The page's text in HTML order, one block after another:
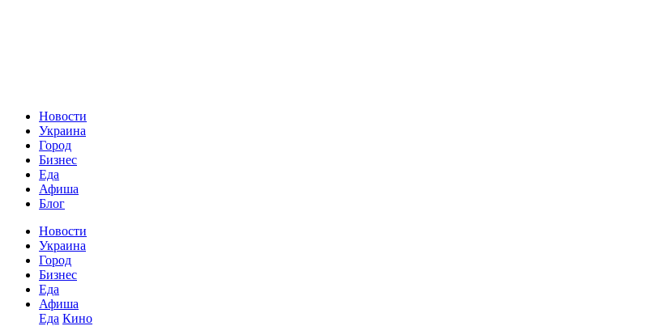
Новости
Украина
Город
Бизнес
Еда
Афиша
Блог
Новости
Украина
Город
Бизнес
Еда
Афиша
Еда Кино